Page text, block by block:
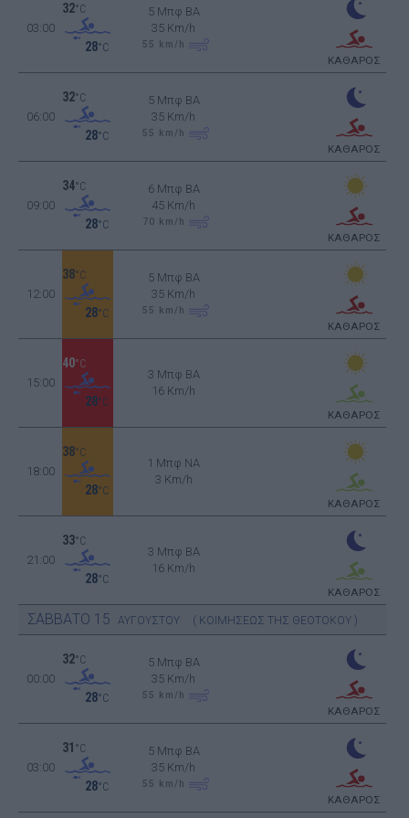
03:00
32°C
28°C
5 Μπφ BA
35 Km/h
55 km/h
ΚΑΘΑΡΟΣ
06:00
32°C
28°C
5 Μπφ BA
35 Km/h
55 km/h
ΚΑΘΑΡΟΣ
09:00
34°C
28°C
6 Μπφ BA
45 Km/h
70 km/h
ΚΑΘΑΡΟΣ
12:00
38°C
28°C
5 Μπφ BA
35 Km/h
55 km/h
ΚΑΘΑΡΟΣ
15:00
40°C
28°C
3 Μπφ BA
16 Km/h
ΚΑΘΑΡΟΣ
18:00
38°C
28°C
1 Μπφ NA
3 Km/h
ΚΑΘΑΡΟΣ
21:00
33°C
28°C
3 Μπφ BA
16 Km/h
ΚΑΘΑΡΟΣ
ΣΑΒΒΑΤΟ 15 ΑΥΓΟΥΣΤΟΥ ( ΚΟΙΜΗΣΕΩΣ ΤΗΣ ΘΕΟΤΟΚΟΥ )
00:00
32°C
28°C
5 Μπφ BA
35 Km/h
55 km/h
ΚΑΘΑΡΟΣ
03:00
31 °C
28°C
5 Μπφ BA
35 Km/h
55 km/h
ΚΑΘΑΡΟΣ